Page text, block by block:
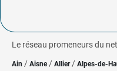
Le réseau promeneurs du net
Ain / Aisne/ Allier/ Alpes-de-